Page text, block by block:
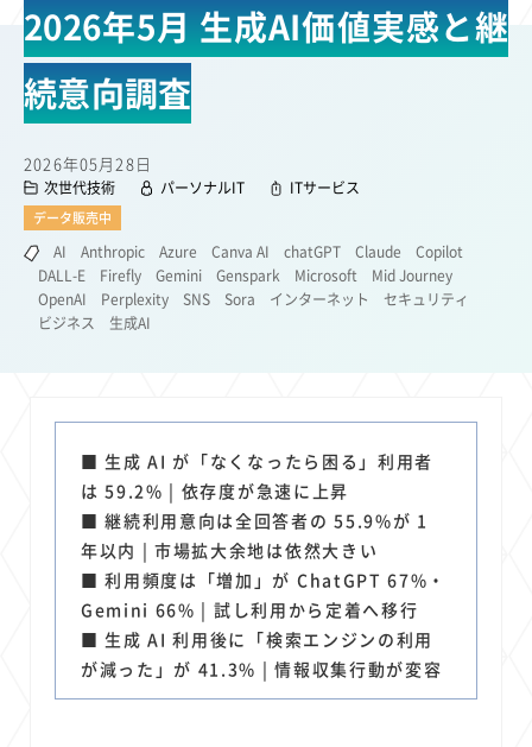
アプリ 51 つながりやすさ 51 電波状況 49 ドコモ 48
タブレット 38 インターネット 36 ビジネスシーン 31
混雑環境 31 MVNO 28
電車 17 料金 16 所有状況 動画配信 SNS
ブロードバンド
公衆無線LAN 格安 キャッシュレス決済 11
待ち合わせ場所 11 スマートフォン 9 東西エリア別 8 音楽配信
ニュースアプリ
3 3 3 3 3
オフィスビル 3 マイナポイント 3 海外料金 3 学割 3
Anthropic 2 Perplexity 2 YouTube 2 iPad 2 リスク X
Genspark 2 配車アプリ 2 フードデリバリー TikTok
Netflix 2 Microsoft 2 Canva AI Azure 2 Sora 2 LINE 2 法人
中東情勢 1 輸送費 1 Facebook 1 twitter 1 Instagram
原材料費 1 端末価格 1 G20 1 購買力 1 MNO
スマートホーム家電 クラウド ライドシェア
2026年5月 生成AI価値実感と継
続意向調査
2026年05月28日
次世代技術 パーソナルIT ITサービス
データ販売中
AI Anthropic Azure Canva AI chatGPT Claude
Copilot
DALL-E
Firefly Gemini Genspark Microsoft
Mid Journey
OpenAI
Perplexity SNS Sora インターネット
セキュリティ
ビジネス
生成AI
■ 生成 AI が「なくなったら困る」利用者
は 59.2% | 依存度が急速に上昇
■ 継続利用意向は全回答者の 55.9%が 1
年以内 | 市場拡大余地は依然大きい
■ 利用頻度は「増加」が ChatGPT 67%・
Gemini 66% | 試し利用から定着へ移行
■ 生成 AI 利用後に「検索エンジンの利用
が減った」が 41.3% | 情報収集行動が変容